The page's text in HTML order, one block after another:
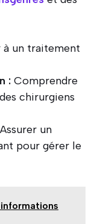
à un traitement
: Comprendre
chirurgiens
Assurer un
pour gérer le